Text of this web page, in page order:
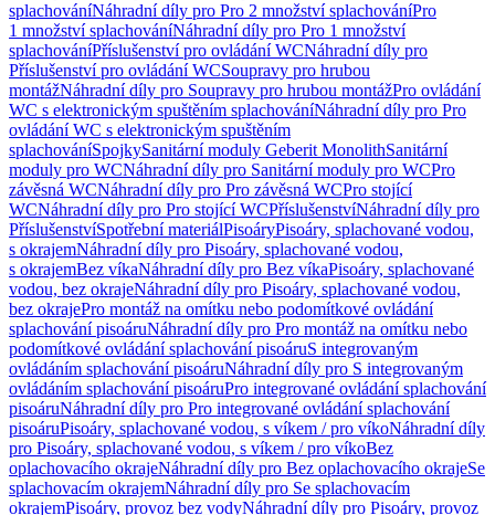
splachováníNáhradní díly pro Pro 2 množství splachováníPro
1 množství splachováníNáhradní díly pro Pro 1 množství
splachováníPříslušenství pro ovládání WCNáhradní díly pro
Příslušenství pro ovládání WCSoupravy pro hrubou
montážNáhradní díly pro Soupravy pro hrubou montážPro ovládání
WC s elektronickým spuštěním splachováníNáhradní díly pro Pro
ovládání WC s elektronickým spuštěním
splachováníSpojkySanitární moduly Geberit MonolithSanitární
moduly pro WCNáhradní díly pro Sanitární moduly pro WCPro
závěsná WCNáhradní díly pro Pro závěsná WCPro stojící
WCNáhradní díly pro Pro stojící WCPříslušenstvíNáhradní díly pro
PříslušenstvíSpotřební materiálPisoáryPisoáry, splachované vodou,
s okrajemNáhradní díly pro Pisoáry, splachované vodou,
s okrajemBez víkaNáhradní díly pro Bez víkaPisoáry, splachované
vodou, bez okrajeNáhradní díly pro Pisoáry, splachované vodou,
bez okrajePro montáž na omítku nebo podomítkové ovládání
splachování pisoáruNáhradní díly pro Pro montáž na omítku nebo
podomítkové ovládání splachování pisoáruS integrovaným
ovládáním splachování pisoáruNáhradní díly pro S integrovaným
ovládáním splachování pisoáruPro integrované ovládání splachování
pisoáruNáhradní díly pro Pro integrované ovládání splachování
pisoáruPisoáry, splachované vodou, s víkem / pro víkoNáhradní díly
pro Pisoáry, splachované vodou, s víkem / pro víkoBez
oplachovacího okrajeNáhradní díly pro Bez oplachovacího okrajeSe
splachovacím okrajemNáhradní díly pro Se splachovacím
okrajemPisoáry, provoz bez vodyNáhradní díly pro Pisoáry, provoz